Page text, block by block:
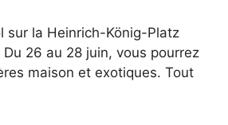
sur la Heinrich-König-Platz
26 au 28 juin, vous pourrez
maison et exotiques. Tout